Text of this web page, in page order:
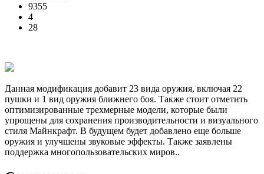
9355
4
28
Данная модификация добавит 23 вида оружия, включая 22
пушки и 1 вид оружия ближнего боя. Также стоит отметить
оптимизированные трехмерные модели, которые были
упрощены для сохранения производительности и визуального
стиля Майнкрафт. В будущем будет добавлено еще больше
оружия и улучшены звуковые эффекты. Также заявлены
поддержка многопользовательских миров..